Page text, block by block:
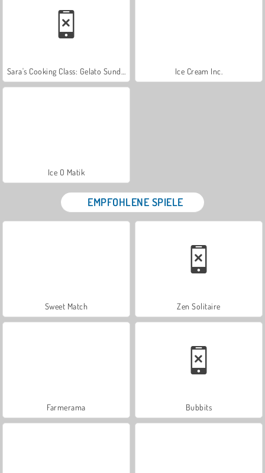
Ice Cream Inc.
Ice O Matik
EMPFOHLENE SPIELE
Sweet Match Zen Solitaire
Farmerama Bubbits